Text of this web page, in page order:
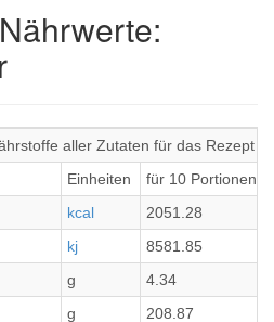
aller Zutaten für das Rezept
Einheiten
für 10 Portionen
kcal
2051.28
kj
8581.85
g
4.34
g
208.87